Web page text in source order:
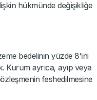
hükmünde değişikliğe
bedelinin yüzde 8'ini
Kurum ayrıca, ayıp veya
feshedilmesine